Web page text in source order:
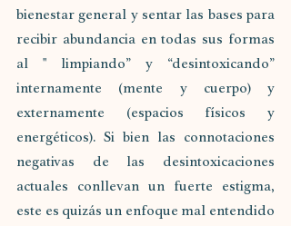
bienestar general y sentar las bases para
recibir abundancia en todas sus formas
al " limpiando” y “desintoxicando”
internamente (mente y cuerpo) y
externamente (espacios físicos y
energéticos). Si bien las connotaciones
negativas de las desintoxicaciones
actuales conllevan un fuerte estigma,
este es quizás un enfoque mal entendido